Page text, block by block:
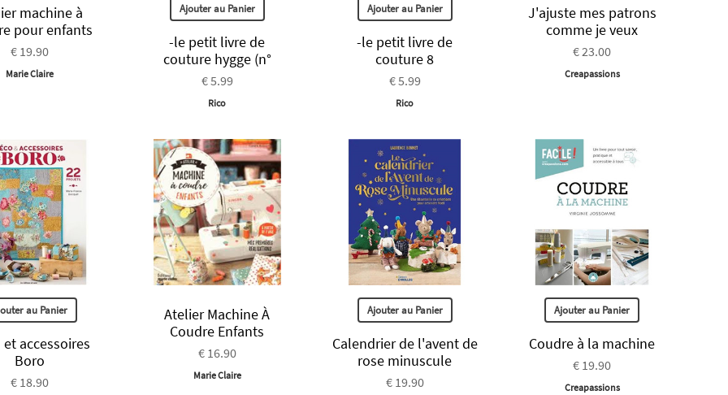
machine à
pour enfants
€ 19.90
Marie Claire
Ajouter au Panier
-le petit livre de
couture hygge (n°
€ 5.99
Rico
Ajouter au Panier
-le petit livre de
couture 8
€ 5.99
Rico
J'ajuste mes patrons
comme je veux
€ 23.00
Creapassions
au Panier
et accessoires
Boro
€ 18.90
Atelier Machine À
Coudre Enfants
€ 16.90
Marie Claire
Ajouter au Panier
Calendrier de l'avent de
rose minuscule
€ 19.90
Ajouter au Panier
Coudre à la machine
€ 19.90
Creapassions